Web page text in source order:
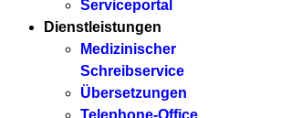
Serviceportal
Dienstleistungen
Medizinischer
Schreibservice
Übersetzungen
Telephone-Office